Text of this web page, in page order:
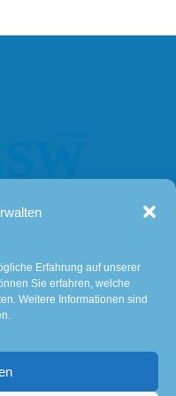
Erfahrung auf unserer
Sie erfahren, welche
Weitere Informationen sind
7